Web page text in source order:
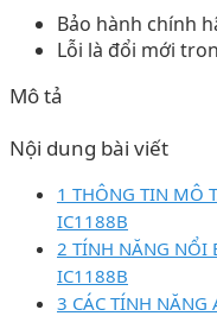
Bảo hành chính
Lỗi là đổi mới
Mô tả
Nội dung bài viết
1 THÔNG TIN MÔ
IC1188B
2 TÍNH NĂNG NỔI
IC1188B
3 CÁC TÍNH NĂNG